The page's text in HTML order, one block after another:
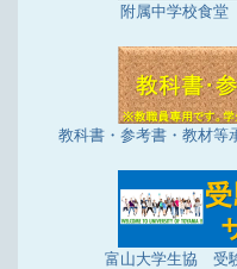
附属中学校食
教科書・参考書・教材等
富山大学生協 受